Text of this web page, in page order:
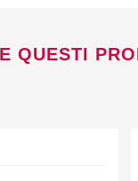
QUESTI